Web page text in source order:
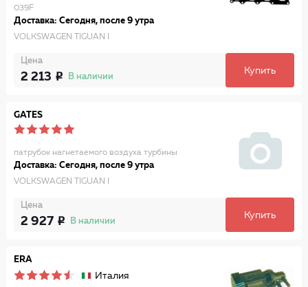
039F
Доставка: Сегодня, после 9 утра
VOLKSWAGEN TIGUAN I
Цена
2 213 В наличии
Купить
GATES
патрубок нагнетаемого воздуха турбины
Доставка: Сегодня, после 9 утра
VOLKSWAGEN TIGUAN I
Цена
2 927 В наличии
Купить
ERA
Италия